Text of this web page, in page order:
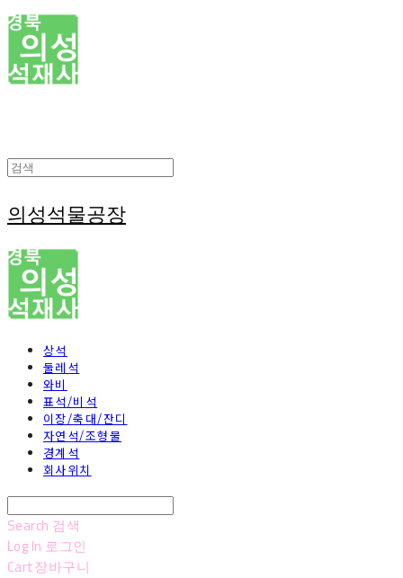
의성석물공장
상석
둘레석
와비
표석/비석
이장/축대/잔디
자연석/조형물
경계석
회사위치
Search 검색
Log In 로그인
Cart장바구니